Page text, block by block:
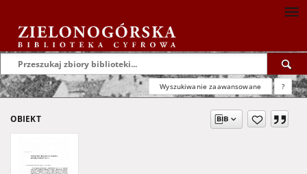
Wyszukiwanie zaawansowane ?
OBIEKT